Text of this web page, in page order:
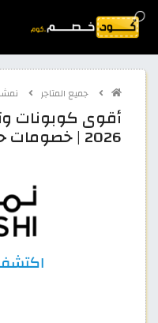
جميع المتاجر
أقوى كوبونات
2026 | خصومات حتى 95%